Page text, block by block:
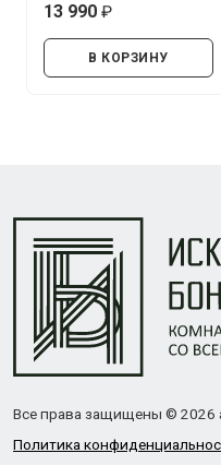
13 990
В КОРЗИНУ
Все права защищены © 2026
Политика